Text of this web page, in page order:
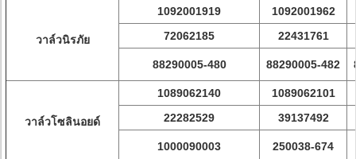
วาล์วนิรภัย
1092001919
1092001962
72062185
22431761
88290005-480 88290005-482
วาล์วโซลินอยด์
1089062140
1089062101
22282529
39137492
1000090003 250038-674